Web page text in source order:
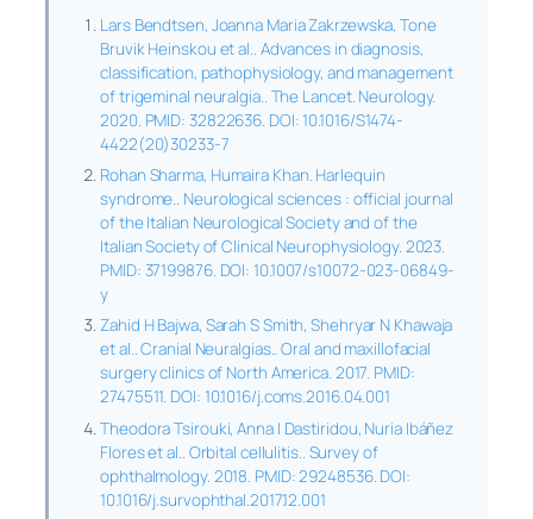
Lars Bendtsen, Joanna Maria Zakrzewska, Tone
Bruvik Heinskou et al.. Advances in diagnosis,
classification, pathophysiology, and management
of trigeminal neuralgia.. The Lancet. Neurology.
2020. PMID: 32822636. DOI: 10.1016/S1474-
4422(20)30233-7
Rohan Sharma, Humaira Khan. Harlequin
syndrome.. Neurological sciences : official journal
of the Italian Neurological Society and of the
Italian Society of Clinical Neurophysiology. 2023.
PMID: 37199876. DOI: 10.1007/s10072-023-06849-
y
Zahid H Bajwa, Sarah S Smith, Shehryar N Khawaja
et al.. Cranial Neuralgias.. Oral and maxillofacial
surgery clinics of North America. 2017. PMID:
27475511. DOI: 10.1016/j.coms.2016.04.001
Theodora Tsirouki, Anna I Dastiridou, Nuria Ibáñez
Flores et al.. Orbital cellulitis.. Survey of
ophthalmology. 2018. PMID: 29248536. DOI:
10.1016/j.survophthal.2017.12.001